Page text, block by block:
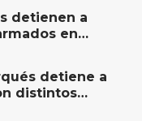
detienen a
en
detiene a
distintos